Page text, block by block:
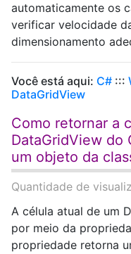
automaticamente os
verificar velocidade
dimensionamento
Você está aqui: C# :::
DataGridView
Como retornar a
DataGridView do
um objeto da
Quantidade de
A célula atual de um
por meio da
propriedade retorna